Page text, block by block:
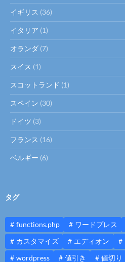
イギリス (36)
イタリア (1)
オランダ (7)
スイス (1)
スコットランド (1)
スペイン (30)
ドイツ (3)
フランス (16)
ベルギー (6)
タグ
functions.php ワードプレス
カスタマイズ
エディオン
wordpress
値引き 値切り